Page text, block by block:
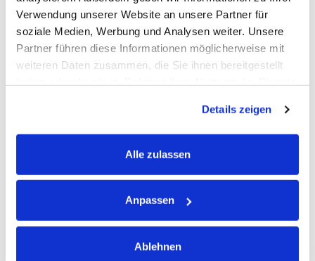
Verwendung unserer Website an unsere Partner für
soziale Medien, Werbung und Analysen weiter. Unsere
Partner führen diese Informationen möglicherweise mit
weiteren Daten zusammen, die Sie ihnen bereitgestellt
Details zeigen
Alle zulassen
Anpassen
Ablehnen
werden.
Termin:einmal im Monat, für ca. 2 Stunden, alle
geplanten Termine findet ihr in der Übersicht.
sein oder euch die Aufzeichnungen der Termine, die
euch danach 10 Tage zur Verfügung stehen,
Achtung:
Mit eurer Buchung der Online-Veranstaltung
Fallbesprechungen bestätig ihr, dass ihr neben den
Fallbesprechung gegeben habt und damit